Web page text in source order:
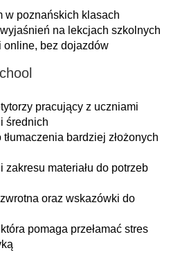
w poznańskich klasach
na lekcjach szkolnych
online, bez dojazdów
pracujący z uczniami
średnich
bardziej złożonych
zakresu materiału do potrzeb
oraz wskazówki do
pomaga przełamać stres